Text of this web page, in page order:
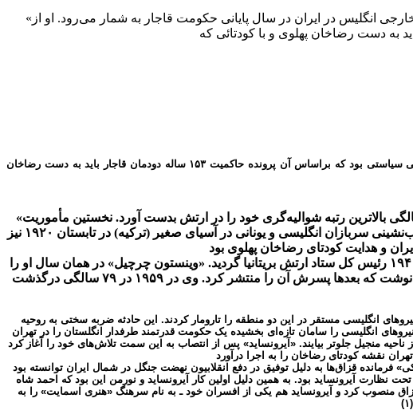
«آیرونساید»، فرمانده قوای نظامی انگلیس مستقر در شمال ایران آیرونساید ژنرال بلند‌پایه انگلیسی از پایه‌‌های اصلی سیاست خارجی انگلیس در ایران در سال پایانی حکومت قاجار به شمار می‌رود. او از
آیرونساید ژنرال بلند‌پایه انگلیسی از پایه‌‌های اصلی سیاست خارجی انگلیس در ایران در سال پایانی حکومت قاجار به شمار می‌رود. او از طراحان اصلی سیاستی بود که براساس آن پرونده حاکمیت ۱۵۳ ساله دودمان قاجار باید به دست رضاخان
«سرادموند آیرونساید»، جوان‌ترین سرلشگر انگلیسی تا آن زمان در ارتش بریتانیا بود. وی که در ۱۸۸۰ میلادی متولد شد در ۳۹ سالگی بالاترین رتبه شوالیه‌گری خود را در ارتش بدست آورد. نخستین مأموریت
مهم او نظارت بر عقب نشینی نیروهای بریتانیائی از لشکرکشی نافرجام به «آرخانگلسک» پس از انقلاب بلشویکی روسیه بود. عقب‌نشینی سربازان انگلیسی و یونانی در آسیای صغیر (ترکیه) در تابستان ۱۹۲۰ نیز
پس از این مرحله وی به ریاست دانشکده افسری انگلستان منصوب شد (۲۶ ـ ۱۹۲۲) و تا درجه ارتشبدی ارتقاء مقام یافت و در ۱۹۴۰ رئیس کل ستاد ارتش بریتانیا گردید. «وینستون چرچیل» در همان سال او را
و نیروهای انگلیسی مستقر در این دو منطقه را تارومار کردند. این حادثه ضربه سختی به روحیه
انگلیسی را سامان تازه‌ای بخشیده یک حکومت قدرتمند طرفدار انگلستان را در تهران
منجیل جلوتر بیایند. «آیرونساید» پس از انتصاب به این سمت تلاش‌های خود را آغاز کرد
فرمانده قزاق‌ها به دلیل توفیق در دفع انقلابیون نهضت جنگل در شمال ایران توانسته بود
آیرونساید بود. به همین دلیل اولین کار آیرونساید و نورمن این بود که احمد شاه
قزاق منصوب کرد و آیرونساید هم یکی از افسران خود ـ به نام سرهنگ «هنری اسمایت» را به